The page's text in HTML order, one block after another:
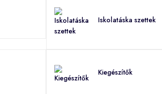
Iskolatáska szettek
Kiegészítők